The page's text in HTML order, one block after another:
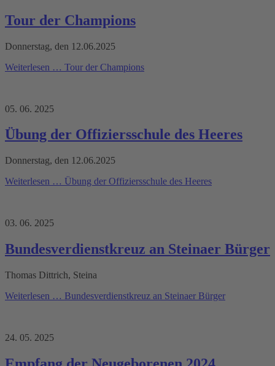
Tour der Champions
Donnerstag, den 12.06.2025
Weiterlesen … Tour der Champions
05. 06. 2025
Übung der Offiziersschule des Heeres
Donnerstag, den 12.06.2025
Weiterlesen … Übung der Offiziersschule des Heeres
03. 06. 2025
Bundesverdienstkreuz an Steinaer Bürger
Thomas Dittrich, Steina
Weiterlesen … Bundesverdienstkreuz an Steinaer Bürger
24. 05. 2025